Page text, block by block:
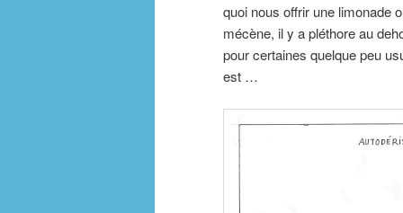
quoi nous offrir une limonade
mécène, il y a pléthore au
pour certaines quelque peu
est …